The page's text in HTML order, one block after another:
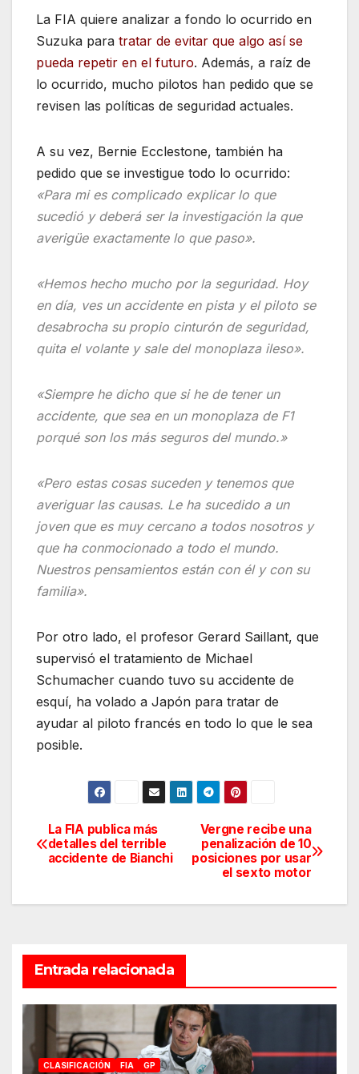
La FIA quiere analizar a fondo lo ocurrido en
Suzuka para tratar de evitar que algo así se
pueda repetir en el futuro. Además, a raíz de
lo ocurrido, mucho pilotos han pedido que se
revisen las políticas de seguridad actuales.
A su vez, Bernie Ecclestone, también ha
pedido que se investigue todo lo ocurrido:
«Para mi es complicado explicar lo que
sucedió y deberá ser la investigación la que
averigüe exactamente lo que paso».
«Hemos hecho mucho por la seguridad. Hoy
en día, ves un accidente en pista y el piloto se
desabrocha su propio cinturón de seguridad,
quita el volante y sale del monoplaza ileso».
«Siempre he dicho que si he de tener un
accidente, que sea en un monoplaza de F1
porqué son los más seguros del mundo.»
«Pero estas cosas suceden y tenemos que
averiguar las causas. Le ha sucedido a un
joven que es muy cercano a todos nosotros y
que ha conmocionado a todo el mundo.
Nuestros pensamientos están con él y con su
familia».
Por otro lado, el profesor Gerard Saillant, que
supervisó el tratamiento de Michael
Schumacher cuando tuvo su accidente de
esquí, ha volado a Japón para tratar de
ayudar al piloto francés en todo lo que le sea
posible.
Navegación
de
entradas
Vergne recibe una
penalización de 10
posiciones por usar
el sexto motor
La FIA publica más
detalles del terrible
accidente de Bianchi
Entrada relacionada
CLASIFICACIÓN FIA GP